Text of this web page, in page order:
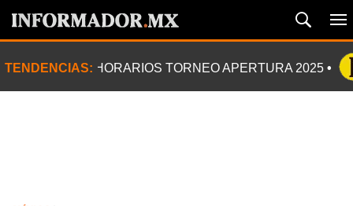
TENDENCIAS: HORARIOS TORNEO APERTURA 2025